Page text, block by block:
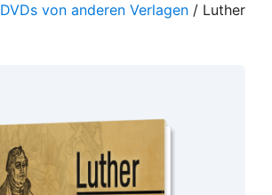
DVDs von anderen Verlagen / Luther